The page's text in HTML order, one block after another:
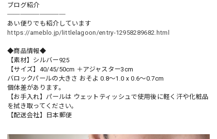
ブログ紹介
─────────
あい便りでも紹介しています
https://ameblo.jp/littlelagoon/entry-12958289682.html
◆商品情報◆
【素材】シルバー925
【サイズ】40/45/50cm ＋アジャスター3cm
バロックパールの大きさ おそよ 0.8〜1.0 x 0.6〜0.7cm
個体差があります。
【お手入れ】パールは ウェットティッシュで使用後に軽く汗や化粧品
を拭き取ってください。
【配送会社】日本郵便